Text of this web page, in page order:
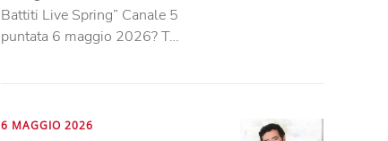
Battiti Live Spring” Canale 5
puntata 6 maggio 2026? T…
6 MAGGIO 2026